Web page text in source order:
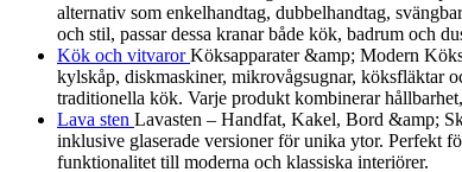
alternativ som enkelhandtag, dubbelhandtag,
och stil, passar dessa kranar både kök, badrum och
Kök och vitvarorKöksapparater &amp; Modern
kylskåp, diskmaskiner, mikrovågsugnar, köksfläktar
traditionella kök. Varje produkt kombinerar
Lava sten Lavasten – Handfat, Kakel, Bord &amp;
inklusive glaserade versioner för unika ytor. Perfekt
funktionalitet till moderna och klassiska interiörer.